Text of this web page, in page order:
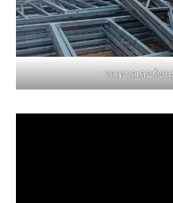
รถเทรลเลอร์ข